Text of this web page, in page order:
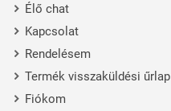
Élő chat
Kapcsolat
Rendelésem
Termék visszaküldési űrlap
Fiókom